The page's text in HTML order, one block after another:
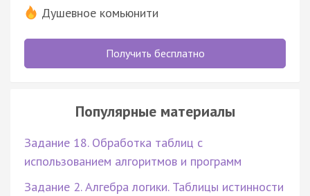
Душевное комьюнити
Получить бесплатно
Популярные материалы
Задание 18. Обработка таблиц с
использованием алгоритмов и программ
Задание 2. Алгебра логики. Таблицы истинности